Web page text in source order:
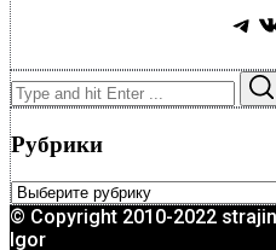
Search
for:
Рубрики
Рубрики
© Copyright 2010-2022
Igor